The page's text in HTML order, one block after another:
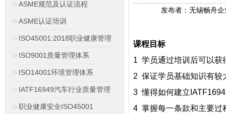
ASME规范及认证流程
ASME认证培训
ISO45001:2018职业健康管理
ISO9001质量管理体系
ISO14001环境管理体系
IATF16949汽车行业质量管理
职业健康安全ISO45001
发布者：无锡畅舟
课程目标
1 学员通过培训后可以获
2 保证学员基础知识有较
3 懂得如何建立
4 掌握每一条款和主要过